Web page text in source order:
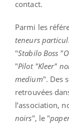
contact.
Parmi les
teneurs
"Stabilo Boss
"Pilot "Kleer"
medium". Des
retrouvées
l’association,
noirs", le "